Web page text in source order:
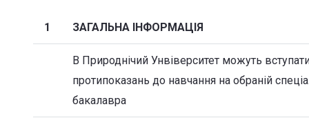
1 ЗАГАЛЬНА ІНФОРМАЦІЯ
В Природнічий Унвіверситет можуть
протипоказань до навчання на обраній
бакалавра